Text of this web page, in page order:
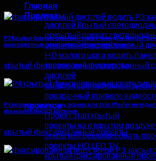
Главная
Продукты
дисплей Крытый
открытый прокат
открытый фиксированный
HD малого шага водить
творческий фиксированный
дисплей
танцпол светодиодный
прозрачный привело
проектов
Проект этап крытый
проекты на открытом воздухе
открытый рекламировать
проекты HD LED TV
крытый фиксированные
P3 Крытая фиксированная глава стены для Христа
разноцветных светодиодной стеновой панели
крытый фиксированные проекты
P4 привело видео шоу экрана для John Wesley
фиксированного дисплея
крытый фиксированные проекты